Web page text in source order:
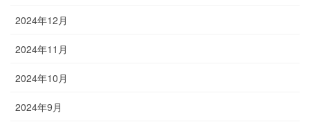
2024年12月
2024年11月
2024年10月
2024年9月